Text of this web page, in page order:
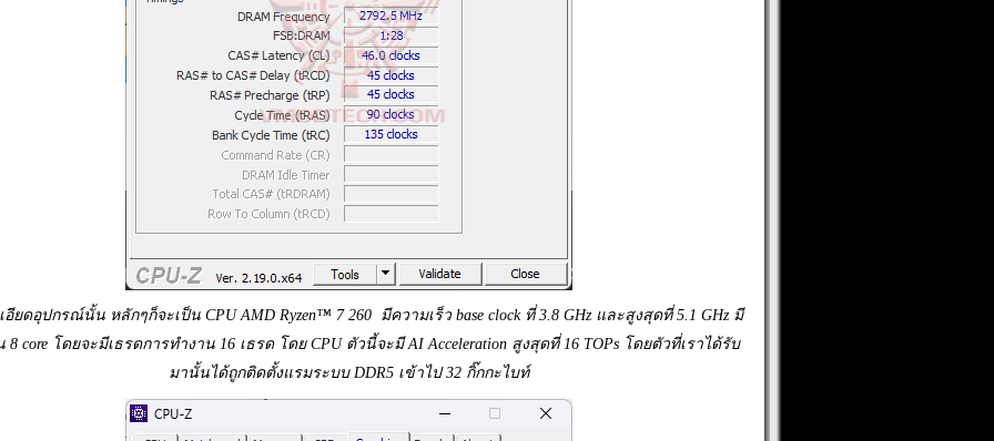
อียดอุปกรณ์นั้น หลักๆก็จะเป็น CPU AMD Ryzen™ 7 260 มีความเร็ว base clock ที่ 3.8 GHz และสูงสุดที่ 5.1 GHz มี
8 core โดยจะมีเธรดการทำงาน 16 เธรด โดย CPU ตัวนี้จะมี AI Acceleration สูงสุดที่ 16 TOPs โดยตัวที่เราได้รับ
มานั้นได้ถูกติดตั้งแรมระบบ DDR5 เข้าไป 32 กิ๊กกะไบท์